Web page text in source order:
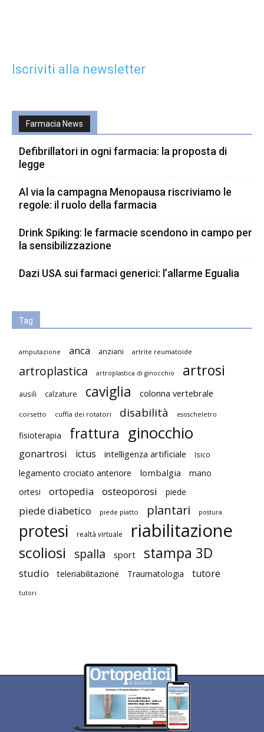
Iscriviti alla newsletter
Farmacia News
Defibrillatori in ogni farmacia: la proposta di
legge
Al via la campagna Menopausa riscriviamo le
regole: il ruolo della farmacia
Drink Spiking: le farmacie scendono in campo per
la sensibilizzazione
Dazi USA sui farmaci generici: l’allarme Egualia
Tag
amputazione anca anziani artrite reumatoide
artroplastica artroplastica di ginocchio artrosi
ausili calzature caviglia colonna vertebrale
corsetto cuffia dei rotatori disabilità esoscheletro
fisioterapia frattura ginocchio
gonartrosi ictus intelligenza artificiale Isico
legamento crociato anteriore lombalgia
mano
ortesi
ortopedia osteoporosi piede
piede diabetico piede piatto plantari postura
protesi realtà virtuale riabilitazione
scoliosi spalla sport stampa 3D
studio teleriabilitazione Traumatologia tutore
tutori